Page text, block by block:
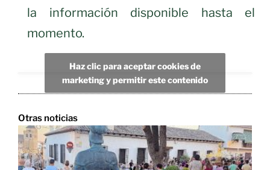
la información disponible hasta el
momento.
Haz clic para aceptar cookies de
marketing y permitir este contenido
Otras noticias